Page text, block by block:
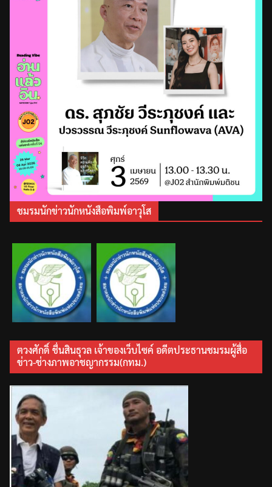
ชมรมนักข่าวนักหนังสือพิมพ์อาวุโส
ตวงศักดิ์ ชื่นสินธุวล เจ้าของเว็บไซค์ อดีตประธานชมรมผู้สื่อ
ข่าว-ช่างภาพอาชญากรรม(กทม.)